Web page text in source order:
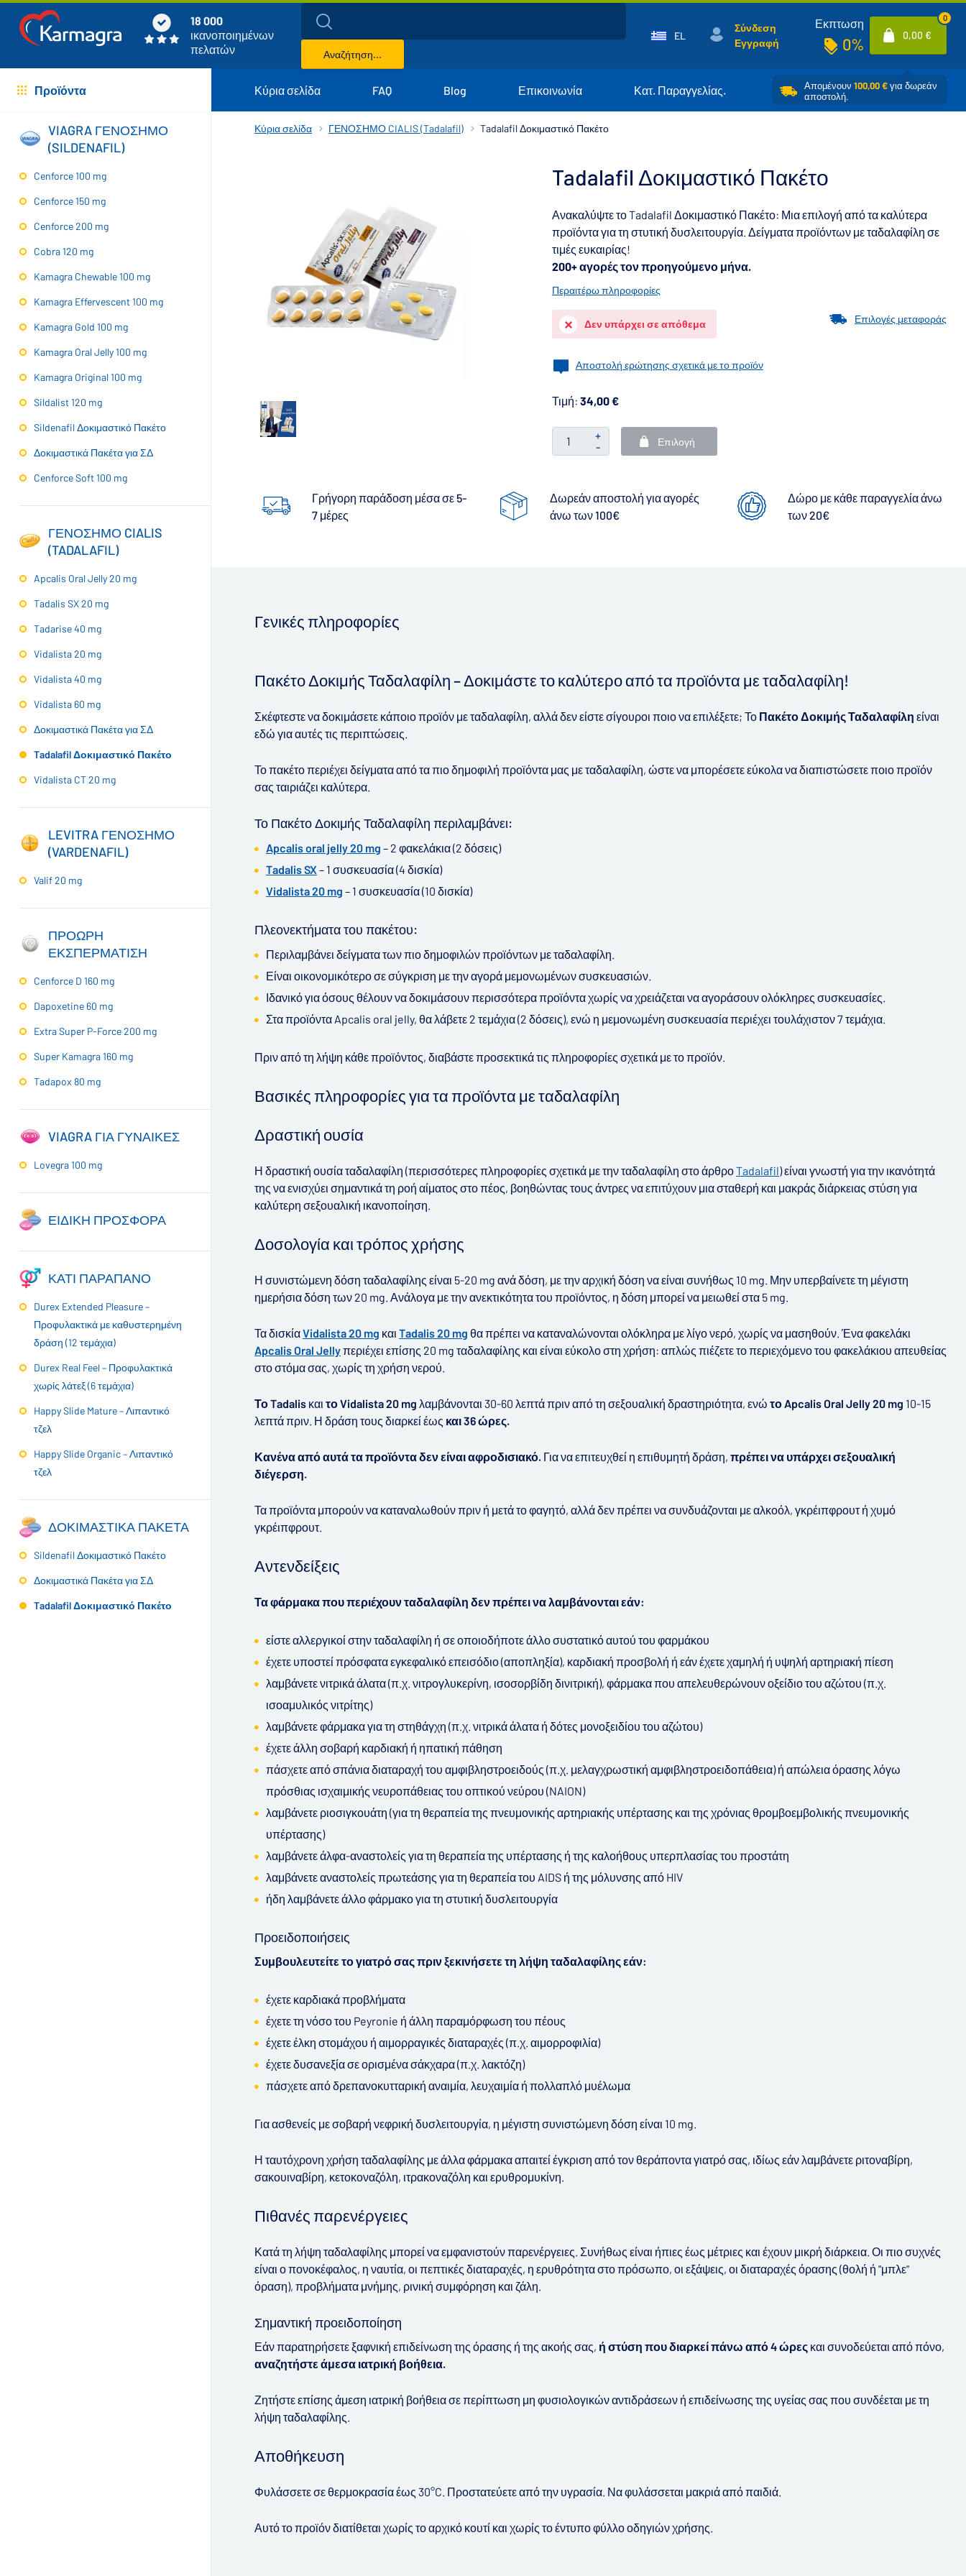
18 000
ικανοποιημένων
πελατών
Αναζήτηση...
EL
Σύνδεση
Εγγραφή
Εκπτωση
0% 0,00 €
0
Προϊόντα Κύρια σελίδα FAQ Blog Επικοινωνία Κατ. Παραγγελίας. Απομένουν 100,00 €για δωρεάν
αποστολή.
VIAGRA ΓΕΝΟΣΗΜΟ
(SILDENAFIL)
Cenforce 100 mg
Cenforce 150 mg
Cenforce 200 mg
Cobra 120 mg
Kamagra Chewable 100 mg
Kamagra Effervescent 100 mg
Kamagra Gold 100 mg
Kamagra Oral Jelly 100 mg
Kamagra Original 100 mg
Sildalist 120 mg
Sildenafil Δοκιμαστικό Πακέτο
Δοκιμαστικά Πακέτα για ΣΔ
Cenforce Soft 100 mg
ΓΕΝΟΣΗΜΟ CIALIS
(TADALAFIL)
Apcalis Oral Jelly 20 mg
Tadalis SX 20 mg
Tadarise 40 mg
Vidalista 20 mg
Vidalista 40 mg
Vidalista 60 mg
Δοκιμαστικά Πακέτα για ΣΔ
Tadalafil Δοκιμαστικό Πακέτο
Vidalista CT 20 mg
LEVITRA ΓΕΝΟΣΗΜΟ
(VARDENAFIL)
Valif 20 mg
ΠΡΟΩΡΗ
ΕΚΣΠΕΡΜΑΤΙΣΗ
Cenforce D 160 mg
Dapoxetine 60 mg
Extra Super P-Force 200 mg
Super Kamagra 160 mg
Tadapox 80 mg
VIAGRA ΓΙΑ ΓΥΝΑΙΚΕΣ
Lovegra 100 mg
ΕΙΔΙΚΗ ΠΡΟΣΦΟΡΑ
ΚΑΤΙ ΠΑΡΑΠΑΝΟ
Durex Extended Pleasure –
Προφυλακτικά με καθυστερημένη
δράση (12 τεμάχια)
Durex Real Feel – Προφυλακτικά
χωρίς λάτεξ (6 τεμάχια)
Happy Slide Mature – Λιπαντικό
τζελ
Happy Slide Organic – Λιπαντικό
τζελ
ΔΟΚΙΜΑΣΤΙΚΆ ΠΑΚΈΤΑ
Sildenafil Δοκιμαστικό Πακέτο
Δοκιμαστικά Πακέτα για ΣΔ
Tadalafil Δοκιμαστικό Πακέτο
Κύρια σελίδα ΓΕΝΟΣΗΜΟ CIALIS (Tadalafil) Tadalafil Δοκιμαστικό Πακέτο
Tadalafil Δοκιμαστικό Πακέτο
Ανακαλύψτε το Tadalafil Δοκιμαστικό Πακέτο: Μια επιλογή από τα καλύτερα
προϊόντα για τη στυτική δυσλειτουργία. Δείγματα προϊόντων με ταδαλαφίλη σε
τιμές ευκαιρίας!
200+ αγορές τον προηγούμενο μήνα.
Περαιτέρω πληροφορίες
Δεν υπάρχει σε απόθεμα Επιλογές μεταφοράς
Αποστολή ερώτησης σχετικά με το προϊόν
Τιμή: 34,00 €
+
-
Επιλογή
Γρήγορη παράδοση μέσα σε 5-
7 μέρες
Δωρεάν αποστολή για αγορές
άνω των 100€
Δώρο με κάθε παραγγελία άνω
των 20€
Γενικές πληροφορίες
▶
Πακέτο Δοκιμής Ταδαλαφίλη – Δοκιμάστε το καλύτερο από τα προϊόντα με ταδαλαφίλη!
Σκέφτεστε να δοκιμάσετε κάποιο προϊόν με ταδαλαφίλη, αλλά δεν είστε σίγουροι ποιο να επιλέξετε; Το Πακέτο Δοκιμής Ταδαλαφίλη είναι
εδώ για αυτές τις περιπτώσεις.
Το πακέτο περιέχει δείγματα από τα πιο δημοφιλή προϊόντα μας με ταδαλαφίλη, ώστε να μπορέσετε εύκολα να διαπιστώσετε ποιο προϊόν
σας ταιριάζει καλύτερα.
Το Πακέτο Δοκιμής Ταδαλαφίλη περιλαμβάνει:
Apcalis oral jelly 20 mg – 2 φακελάκια (2 δόσεις)
Tadalis SX – 1 συσκευασία (4 δισκία)
Vidalista 20 mg – 1 συσκευασία (10 δισκία)
Πλεονεκτήματα του πακέτου:
Περιλαμβάνει δείγματα των πιο δημοφιλών προϊόντων με ταδαλαφίλη.
Είναι οικονομικότερο σε σύγκριση με την αγορά μεμονωμένων συσκευασιών.
Ιδανικό για όσους θέλουν να δοκιμάσουν περισσότερα προϊόντα χωρίς να χρειάζεται να αγοράσουν ολόκληρες συσκευασίες.
Στα προϊόντα Apcalis oral jelly, θα λάβετε 2 τεμάχια (2 δόσεις), ενώ η μεμονωμένη συσκευασία περιέχει τουλάχιστον 7 τεμάχια.
Πριν από τη λήψη κάθε προϊόντος, διαβάστε προσεκτικά τις πληροφορίες σχετικά με το προϊόν.
Βασικές πληροφορίες για τα προϊόντα με ταδαλαφίλη
Δραστική ουσία
Η δραστική ουσία ταδαλαφίλη (περισσότερες πληροφορίες σχετικά με την ταδαλαφίλη στο άρθροTadalafil) είναι γνωστή για την ικανότητά
της να ενισχύει σημαντικά τη ροή αίματος στο πέος, βοηθώντας τους άντρες να επιτύχουν μια σταθερή και μακράς διάρκειας στύση για
καλύτερη σεξουαλική ικανοποίηση.
Δοσολογία και τρόπος χρήσης
Η συνιστώμενη δόση ταδαλαφίλης είναι 5-20 mg ανά δόση, με την αρχική δόση να είναι συνήθως 10 mg. Μην υπερβαίνετε τη μέγιστη
ημερήσια δόση των 20 mg. Ανάλογα με την ανεκτικότητα του προϊόντος, η δόση μπορεί να μειωθεί στα 5 mg.
Τα δισκίαVidalista 20 mg και Tadalis 20 mg θα πρέπει να καταναλώνονται ολόκληρα με λίγο νερό, χωρίς να μασηθούν. Ένα φακελάκι
Apcalis Oral Jellyπεριέχει επίσης 20 mg ταδαλαφίλης και είναι εύκολο στη χρήση: απλώς πιέζετε το περιεχόμενο του φακελάκιου απευθείας
στο στόμα σας, χωρίς τη χρήση νερού.
Το Tadalis και το Vidalista 20 mg λαμβάνονται 30-60 λεπτά πριν από τη σεξουαλική δραστηριότητα, ενώ το Apcalis Oral Jelly 20 mg 10-15
λεπτά πριν. Η δράση τους διαρκεί έως και 36 ώρες.
Κανένα από αυτά τα προϊόντα δεν είναι αφροδισιακό. Για να επιτευχθεί η επιθυμητή δράση, πρέπει να υπάρχει σεξουαλική
διέγερση.
Τα προϊόντα μπορούν να καταναλωθούν πριν ή μετά το φαγητό, αλλά δεν πρέπει να συνδυάζονται με αλκοόλ, γκρέιπφρουτ ή χυμό
γκρέιπφρουτ.
Αντενδείξεις
Τα φάρμακα που περιέχουν ταδαλαφίλη δεν πρέπει να λαμβάνονται εάν:
είστε αλλεργικοί στην ταδαλαφίλη ή σε οποιοδήποτε άλλο συστατικό αυτού του φαρμάκου
έχετε υποστεί πρόσφατα εγκεφαλικό επεισόδιο (αποπληξία), καρδιακή προσβολή ή εάν έχετε χαμηλή ή υψηλή αρτηριακή πίεση
λαμβάνετε νιτρικά άλατα (π.χ. νιτρογλυκερίνη, ισοσορβίδη δινιτρική), φάρμακα που απελευθερώνουν οξείδιο του αζώτου (π.χ.
ισοαμυλικός νιτρίτης)
λαμβάνετε φάρμακα για τη στηθάγχη (π.χ. νιτρικά άλατα ή δότες μονοξειδίου του αζώτου)
έχετε άλλη σοβαρή καρδιακή ή ηπατική πάθηση
πάσχετε από σπάνια διαταραχή του αμφιβληστροειδούς (π.χ. μελαγχρωστική αμφιβληστροειδοπάθεια) ή απώλεια όρασης λόγω
πρόσθιας ισχαιμικής νευροπάθειας του οπτικού νεύρου (NAION)
λαμβάνετε ριοσιγκουάτη (για τη θεραπεία της πνευμονικής αρτηριακής υπέρτασης και της χρόνιας θρομβοεμβολικής πνευμονικής
υπέρτασης)
λαμβάνετε άλφα-αναστολείς για τη θεραπεία της υπέρτασης ή της καλοήθους υπερπλασίας του προστάτη
λαμβάνετε αναστολείς πρωτεάσης για τη θεραπεία του AIDS ή της μόλυνσης από HIV
ήδη λαμβάνετε άλλο φάρμακο για τη στυτική δυσλειτουργία
Προειδοποιήσεις
Συμβουλευτείτε το γιατρό σας πριν ξεκινήσετε τη λήψη ταδαλαφίλης εάν:
έχετε καρδιακά προβλήματα
έχετε τη νόσο του Peyronie ή άλλη παραμόρφωση του πέους
έχετε έλκη στομάχου ή αιμορραγικές διαταραχές (π.χ. αιμορροφιλία)
έχετε δυσανεξία σε ορισμένα σάκχαρα (π.χ. λακτόζη)
πάσχετε από δρεπανοκυτταρική αναιμία, λευχαιμία ή πολλαπλό μυέλωμα
Για ασθενείς με σοβαρή νεφρική δυσλειτουργία, η μέγιστη συνιστώμενη δόση είναι 10 mg.
Η ταυτόχρονη χρήση ταδαλαφίλης με άλλα φάρμακα απαιτεί έγκριση από τον θεράποντα γιατρό σας, ιδίως εάν λαμβάνετε ριτοναβίρη,
σακουιναβίρη, κετοκοναζόλη, ιτρακοναζόλη και ερυθρομυκίνη.
Πιθανές παρενέργειες
Κατά τη λήψη ταδαλαφίλης μπορεί να εμφανιστούν παρενέργειες. Συνήθως είναι ήπιες έως μέτριες και έχουν μικρή διάρκεια. Οι πιο συχνές
είναι ο πονοκέφαλος, η ναυτία, οι πεπτικές διαταραχές, η ερυθρότητα στο πρόσωπο, οι εξάψεις, οι διαταραχές όρασης (θολή ή "μπλε"
όραση), προβλήματα μνήμης, ρινική συμφόρηση και ζάλη.
Σημαντική προειδοποίηση
Εάν παρατηρήσετε ξαφνική επιδείνωση της όρασης ή της ακοής σας, ή στύση που διαρκεί πάνω από 4 ώρες και συνοδεύεται από πόνο,
αναζητήστε άμεσα ιατρική βοήθεια.
Ζητήστε επίσης άμεση ιατρική βοήθεια σε περίπτωση μη φυσιολογικών αντιδράσεων ή επιδείνωσης της υγείας σας που συνδέεται με τη
λήψη ταδαλαφίλης.
Αποθήκευση
Φυλάσσετε σε θερμοκρασία έως 30°C. Προστατεύετε από την υγρασία. Να φυλάσσεται μακριά από παιδιά.
Αυτό το προϊόν διατίθεται χωρίς το αρχικό κουτί και χωρίς το έντυπο φύλλο οδηγιών χρήσης.